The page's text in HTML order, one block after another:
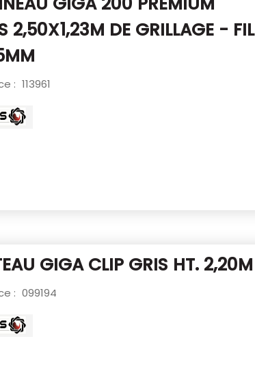
2,50X1,23M DE GRILLAGE - FIL
: 113961
GIGA CLIP GRIS HT. 2,20M
: 099194